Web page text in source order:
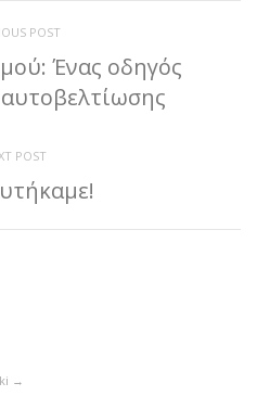
POST
Ένας οδηγός
POST
→